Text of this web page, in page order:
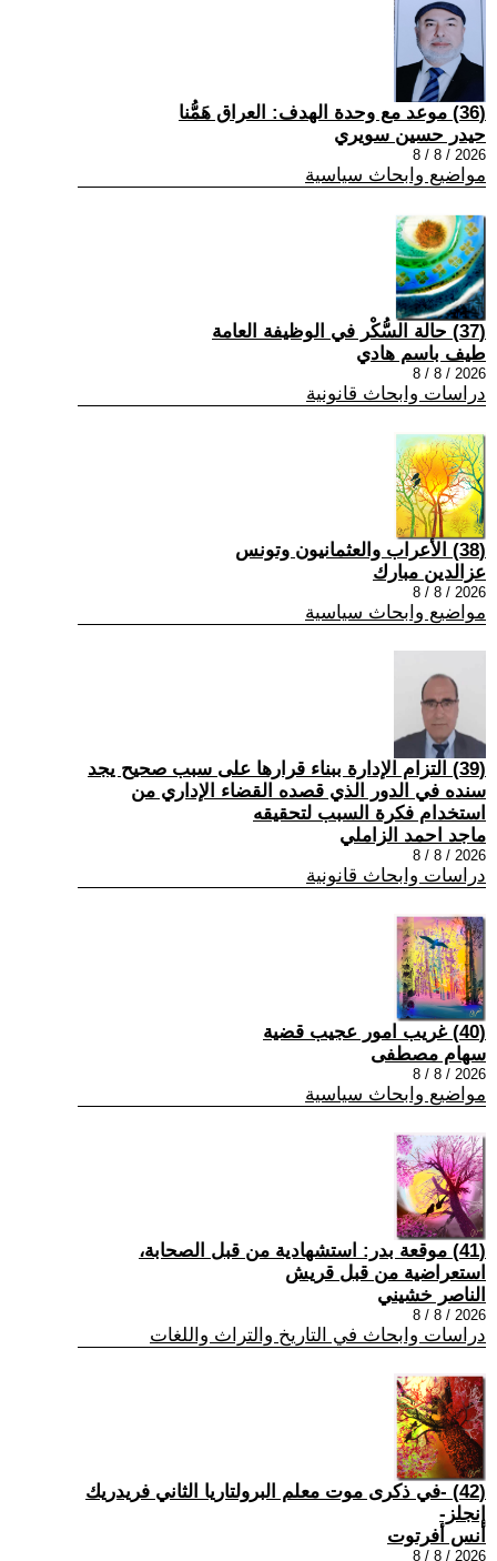
(36) موعد مع وحدة الهدف: العراق هَمُّنا
حيدر حسين سويري
2026 / 8 / 8
مواضيع وابحاث سياسية
(37) حالة السُّكْر في الوظيفة العامة
طيف باسم هادي
2026 / 8 / 8
دراسات وابحاث قانونية
(38) الأعراب والعثمانيون وتونس
عزالدين مبارك
2026 / 8 / 8
مواضيع وابحاث سياسية
(39) التزام الإدارة ببناء قرارها على سبب صحیح یجد
سنده في الدور الذي قصده القضاء الإداري من
استخدام فكرة السبب لتحقیقه
ماجد احمد الزاملي
2026 / 8 / 8
دراسات وابحاث قانونية
(40) غريب امور عجيب قضية
سهام مصطفى
2026 / 8 / 8
مواضيع وابحاث سياسية
(41) موقعة بدر: استشهادية من قبل الصحابة،
استعراضية من قبل قريش
الناصر خشيني
2026 / 8 / 8
دراسات وابحاث في التاريخ والتراث واللغات
(42) -في ذكرى موت معلم البرولتاريا الثاني فريدريك
إنجلز-
أنس أفرتوت
2026 / 8 / 8